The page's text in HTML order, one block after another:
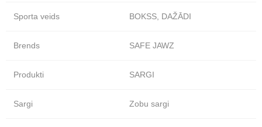
Sporta veids BOKSS, DAŽĀDI
Brends SAFE JAWZ
Produkti SARGI
Sargi Zobu sargi